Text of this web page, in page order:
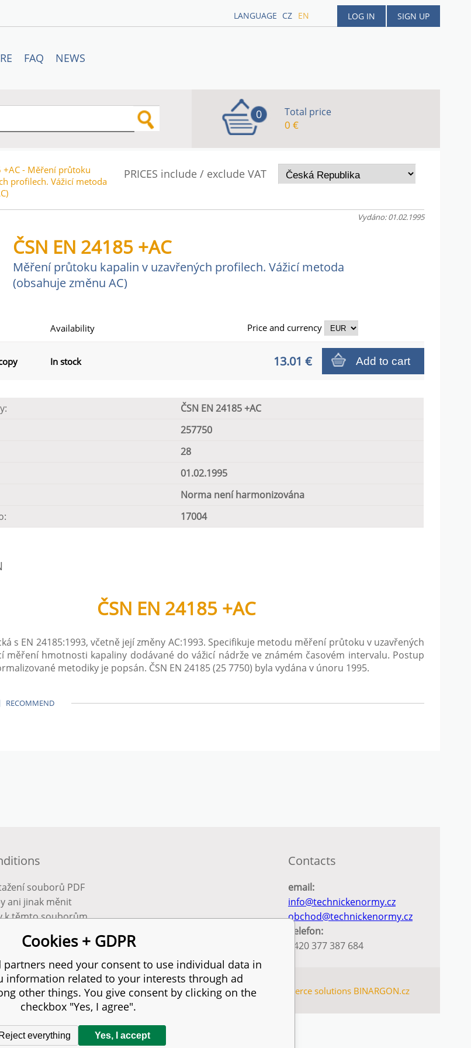
LOG IN SIGN UP
LANGUAGE CZ EN
FAQ NEWS
0 Total price
0 €
PRICES include / exclude VAT
+AC - Měření průtoku
profilech. Vážicí metoda
Vydáno: 01.02.1995
ČSN EN 24185 +AC
Měření průtoku kapalin v uzavřených profilech. Vážicí metoda
(obsahuje změnu AC)
Availability Price and currency
In stock 13.01 € Add to cart
ČSN EN 24185 +AC
257750
28
01.02.1995
Norma není harmonizována
17004
ČSN EN 24185 +AC
s EN 24185:1993, včetně její změny AC:1993. Specifikuje metodu měření průtoku v uzavřených
měření hmotnosti kapaliny dodávané do vážicí nádrže ve známém časovém intervalu. Postup
metodiky je popsán. ČSN EN 24185 (25 7750) byla vydána v únoru 1995.
RECOMMEND
souborů PDF
ani jinak měnit
k těmto souborům.
Contacts
email:
info@technickenormy.cz
obchod@technickenormy.cz
Telefon:
+420 377 387 684
SITEMAP Ecommerce solutions BINARGON.cz
Cookies + GDPR
partners need your consent to use individual data in
information related to your interests through ad
other things. You give consent by clicking on the
checkbox "Yes, I agree".
Reject everything Yes, I accept